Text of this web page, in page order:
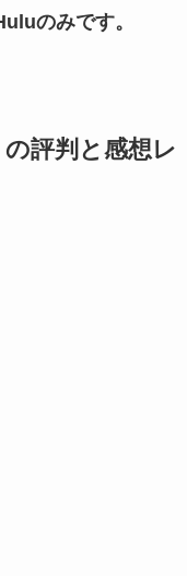
のみです。
評判と感想レ